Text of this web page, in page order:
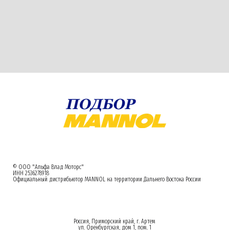
© ООО "Альфа Влад Моторс"
ИНН 2536278918
Официальный дистрибьютор MANNOL на территории Дальнего Востока России
Россия, Приморский край, г. Артем
ул. Оренбургская, дом 1, пом. 1